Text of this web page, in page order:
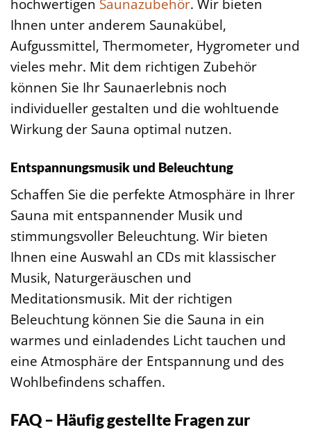
Ihnen unter anderem Saunakübel,
Aufgussmittel, Thermometer, Hygrometer und
vieles mehr. Mit dem richtigen Zubehör
können Sie Ihr Saunaerlebnis noch
individueller gestalten und die wohltuende
Wirkung der Sauna optimal nutzen.
Entspannungsmusik und Beleuchtung
Schaffen Sie die perfekte Atmosphäre in Ihrer
Sauna mit entspannender Musik und
stimmungsvoller Beleuchtung. Wir bieten
Ihnen eine Auswahl an CDs mit klassischer
Musik, Naturgeräuschen und
Meditationsmusik. Mit der richtigen
Beleuchtung können Sie die Sauna in ein
warmes und einladendes Licht tauchen und
eine Atmosphäre der Entspannung und des
Wohlbefindens schaffen.
FAQ – Häufig gestellte Fragen zur